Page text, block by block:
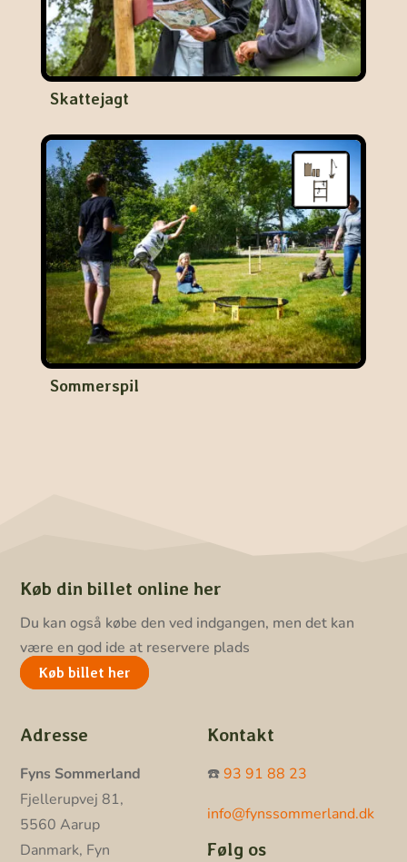
Skattejagt
Sommerspil
Køb din billet online her
Du kan også købe den ved indgangen, men det kan
være en god ide at reservere plads
Køb billet her
Adresse
Fyns Sommerland
Fjellerupvej 81,
5560 Aarup
Danmark, Fyn
Kontakt
☎️93 91 88 23
info@fynssommerland.dk
Følg os